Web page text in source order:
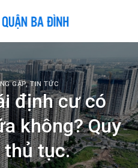
GẶP,TIN TỨC
định cư có
không? Quy
thủ tục.